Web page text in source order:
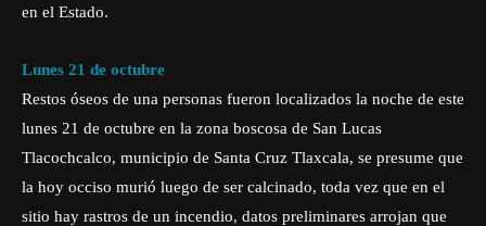
en el Estado.
Lunes 21 de octubre
Restos óseos de una personas fueron localizados la noche de este
lunes 21 de octubre en la zona boscosa de San Lucas
Tlacochcalco, municipio de Santa Cruz Tlaxcala, se presume que
la hoy occiso murió luego de ser calcinado, toda vez que en el
sitio hay rastros de un incendio, datos preliminares arrojan que